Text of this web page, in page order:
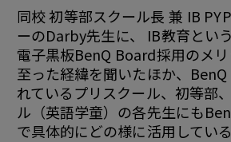
同校 初等部スクール長 兼 IB
ーのDarby先生に、 IB教育とい
電子黒板BenQ Board採用のメ
至った経緯を聞いたほか、
れているプリスクール、初等部
ル（英語学童）の各先生にも
で具体的にどの様に活用してい